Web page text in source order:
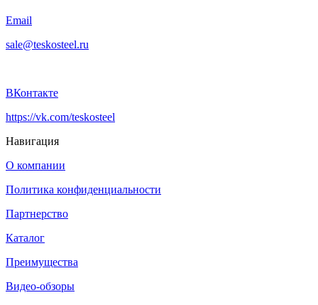
Email
sale@teskosteel.ru
ВКонтакте
https://vk.com/teskosteel
Навигация
О компании
Политика конфиденциальности
Партнерство
Каталог
Преимущества
Видео-обзоры